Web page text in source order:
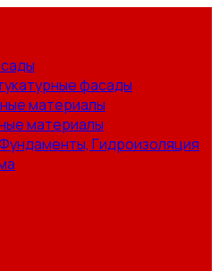
фасады
материалы
материалы
Гидроизоляция